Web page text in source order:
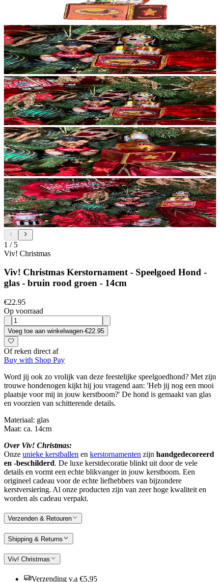
1 / 5
Viv! Christmas
Viv! Christmas Kerstornament - Speelgoed Hond -
glas - bruin rood groen - 14cm
€22.95
Op voorraad
Voeg toe aan winkelwagen·€22.95
Of reken direct af
Buy with Shop Pay
Word jij ook zo vrolijk van deze feestelijke speelgoedhond? Met zijn
trouwe hondenogen kijkt hij jou vragend aan: 'Heb jij nog een mooi
plaatsje voor mij in jouw kerstboom?' De hond is gemaakt van glas
en voorzien van schitterende details.
Materiaal: glas
Maat: ca. 14cm
Over Viv! Christmas:
Onze unieke kerstballen en kerstornamenten zijn handgedecoreerd
en -beschilderd. De luxe kerstdecoratie blinkt uit door de vele
details en vormt een echte blikvanger in jouw kerstboom. Een
origineel cadeau voor de echte liefhebbers van bijzondere
kerstversiering. Al onze producten zijn van zeer hoge kwaliteit en
worden als cadeau verpakt.
Verzenden & Retouren
Shipping & Returns
Viv! Christmas
Verzending v.a €5,95